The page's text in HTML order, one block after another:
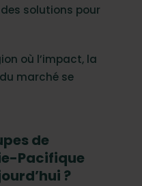
solutions pour
où l’impact, la
marché se
de
Pacifique
?